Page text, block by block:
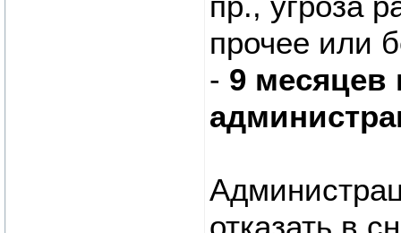
прочее или
- 9 месяцев